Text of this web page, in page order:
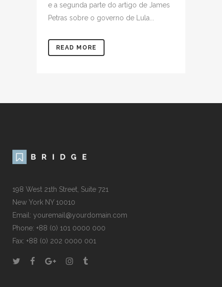
e a segunda parte do artigo de James
Petras sobre o governo de Lula...
READ MORE
198 West 21th Street, Suite 721
New York NY 10010
Email: youremail@yourdomain.com
Phone: +88 (0) 101 0000 000
Fax: +88 (0) 202 0000 001